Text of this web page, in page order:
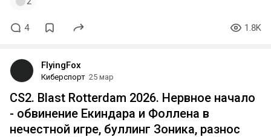
4 1.8K
FlyingFox
Киберспорт 25 мар
CS2. Blast Rotterdam 2026. Нервное начало
- обвинение Екиндара и Фоллена в
нечестной игре, буллинг Зоника, разнос